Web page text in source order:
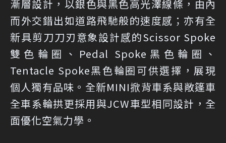
漸層設計，以銀色與黑色高光澤線條，由內
而外交錯出如道路飛馳般的速度感；亦有全
新具剪刀刀刃意象設計感的Scissor Spoke
雙色輪圈、Pedal Spoke黑色輪圈、
Tentacle Spoke黑色輪圈可供選擇，展現
個人獨有品味。全新MINI掀背車系與敞篷車
全車系輪拱更採用與JCW車型相同設計，全
面優化空氣力學。